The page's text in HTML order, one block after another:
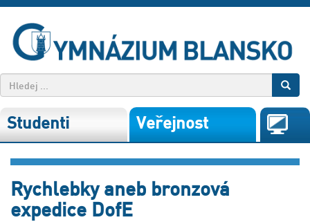
Studenti Veřejnost
Rychlebky aneb bronzová
expedice DofE